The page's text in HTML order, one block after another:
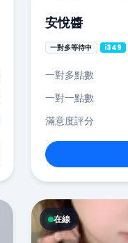
安悅醬
一對多等待中 i349
一對多點數
一對一點數
滿意度評分
在線